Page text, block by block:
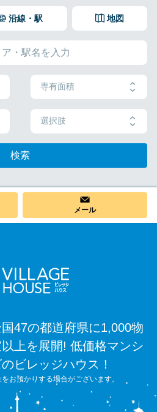
地図
沿線・駅
専有面積
選択肢
検索
メール
47の都道府県に1,000物
上を展開! 低価格マンシ
ビレッジハウス！
お預かりする場合がございます。